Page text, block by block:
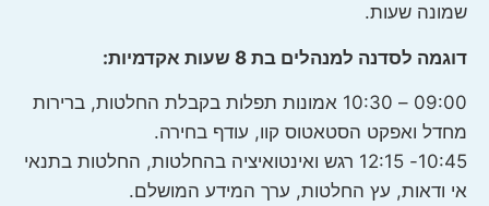
שמונה שעות.
דוגמה לסדנה למנהלים בת 8 שעות אקדמיות:
09:00 – 10:30 אמונות תפלות בקבלת החלטות, ברירות
מחדל ואפקט הסטאטוס קוו, עודף בחירה.
10:45- 12:15 רגש ואינטואיציה בהחלטות, החלטות בתנאי
אי ודאות, עץ החלטות, ערך המידע המושלם.